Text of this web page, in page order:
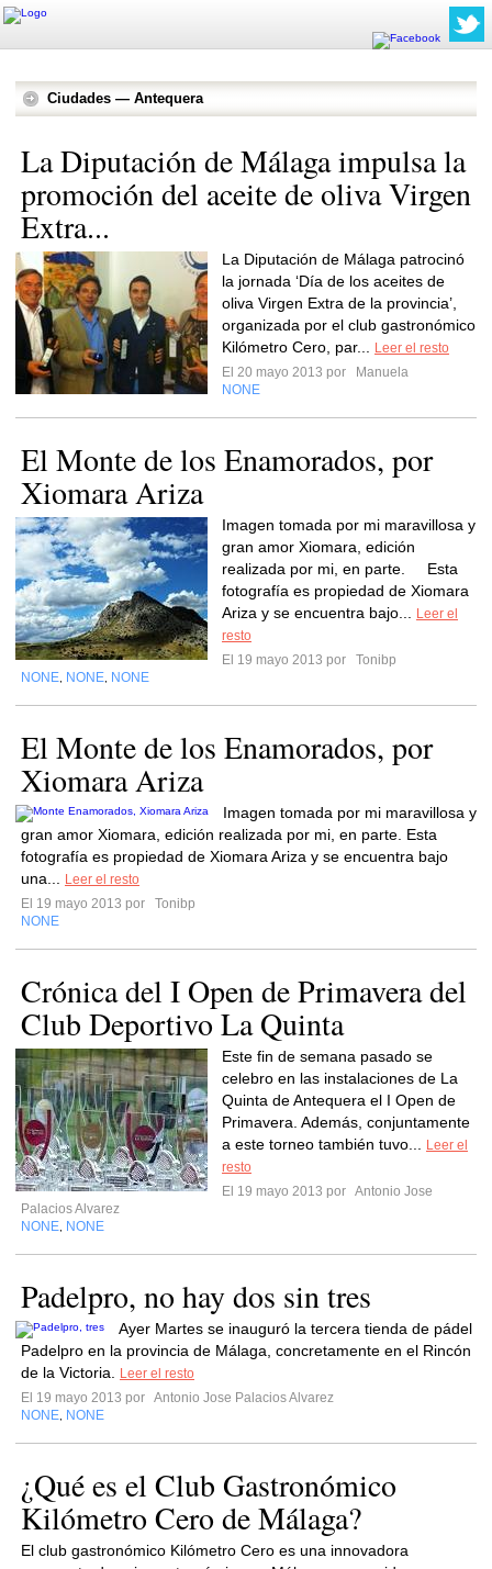
Ciudades — Antequera
La Diputación de Málaga impulsa la
promoción del aceite de oliva Virgen
Extra...
La Diputación de Málaga patrocinó
la jornada ‘Día de los aceites de
oliva Virgen Extra de la provincia’,
organizada por el club gastronómico
Kilómetro Cero, par...
Leer el resto
El 20 mayo 2013 por
Manuela
NONE
El Monte de los Enamorados, por
Xiomara Ariza
Imagen tomada por mi maravillosa y
gran amor Xiomara, edición
realizada por mi, en parte. Esta
fotografía es propiedad de Xiomara
Ariza y se encuentra bajo...
Leer el
resto
El 19 mayo 2013 por
Tonibp
NONE NONE NONE
El Monte de los Enamorados, por
Xiomara Ariza
Imagen tomada por mi maravillosa y
gran amor Xiomara, edición realizada por mi, en parte. Esta
fotografía es propiedad de Xiomara Ariza y se encuentra bajo
una...
Leer el resto
El 19 mayo 2013 por
Tonibp
NONE
Crónica del I Open de Primavera del
Club Deportivo La Quinta
Este fin de semana pasado se
celebro en las instalaciones de La
Quinta de Antequera el I Open de
Primavera. Además, conjuntamente
a este torneo también tuvo...
Leer el
resto
El 19 mayo 2013 por Antonio Jose
Palacios Alvarez
NONE NONE
Padelpro, no hay dos sin tres
Ayer Martes se inauguró la tercera tienda de pádel
Padelpro en la provincia de Málaga, concretamente en el Rincón
de la Victoria.
Leer el resto
El 19 mayo 2013 por Antonio Jose Palacios Alvarez
NONE NONE
¿Qué es el Club Gastronómico
Kilómetro Cero de Málaga?
El club gastronómico Kilómetro Cero es una innovadora